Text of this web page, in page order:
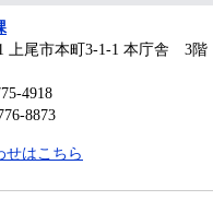
上尾市本町3-1-1 本庁舎 3階
4918
8873
せはこちら